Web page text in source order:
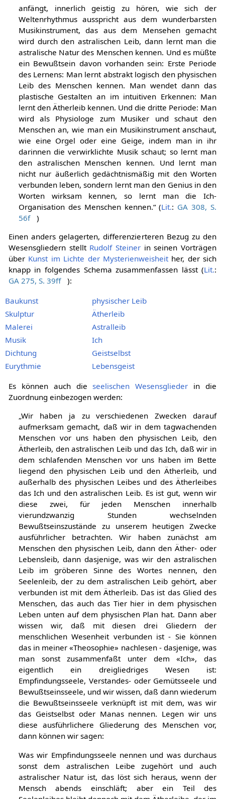
anfängt, innerlich geistig zu hören, wie sich der
Weltenrhythmus ausspricht aus dem wunderbarsten
Musikinstrument, das aus dem Mensehen gemacht
wird durch den astralischen Leib, dann lernt man die
astralische Natur des Menschen kennen. Und es müßte
ein Bewußtsein davon vorhanden sein: Erste Periode
des Lernens: Man lernt abstrakt logisch den physischen
Leib des Menschen kennen. Man wendet dann das
plastische Gestalten an im intuitiven Erkennen: Man
lernt den Ätherleib kennen. Und die dritte Periode: Man
wird als Physiologe zum Musiker und schaut den
Menschen an, wie man ein Musikinstrument anschaut,
wie eine Orgel oder eine Geige, indem man in ihr
darinnen die verwirklichte Musik schaut; so lernt man
den astralischen Menschen kennen. Und lernt man
nicht nur äußerlich gedächtnismäßig mit den Worten
verbunden leben, sondern lernt man den Genius in den
Worten wirksam kennen, so lernt man die Ich-
Organisation des Menschen kennen.“ (Lit.: GA 308, S.
56f
)
Einen anders gelagerten, differenzierteren Bezug zu den
Wesensgliedern stellt Rudolf Steiner in seinen Vorträgen
über Kunst im Lichte der Mysterienweisheither, der sich
knapp in folgendes Schema zusammenfassen lässt (Lit.:
GA 275, S. 39ff
):
Baukunst
physischer Leib
Skulptur
Ätherleib
Malerei
Astralleib
Musik
Ich
Dichtung
Geistselbst
Eurythmie
Lebensgeist
Es können auch dieseelischen Wesensglieder in die
Zuordnung einbezogen werden:
„Wir haben ja zu verschiedenen Zwecken darauf
aufmerksam gemacht, daß wir in dem tagwachenden
Menschen vor uns haben den physischen Leib, den
Ätherleib, den astralischen Leib und das Ich, daß wir in
dem schlafenden Menschen vor uns haben im Bette
liegend den physischen Leib und den Ätherleib, und
außerhalb des physischen Leibes und des Ätherleibes
das Ich und den astralischen Leib. Es ist gut, wenn wir
diese zwei, für jeden Menschen innerhalb
vierundzwanzig Stunden wechselnden
Bewußtseinszustände zu unserem heutigen Zwecke
ausführlicher betrachten. Wir haben zunächst am
Menschen den physischen Leib, dann den Äther- oder
Lebensleib, dann dasjenige, was wir den astralischen
Leib im gröberen Sinne des Wortes nennen, den
Seelenleib, der zu dem astralischen Leib gehört, aber
verbunden ist mit dem Ätherleib. Das ist das Glied des
Menschen, das auch das Tier hier in dem physischen
Leben unten auf dem physischen Plan hat. Dann aber
wissen wir, daß mit diesen drei Gliedern der
menschlichen Wesenheit verbunden ist - Sie können
das in meiner «Theosophie» nachlesen - dasjenige, was
man sonst zusammenfaßt unter dem «Ich», das
eigentlich ein dreigliedriges Wesen ist:
Empfindungsseele, Verstandes- oder Gemütsseele und
Bewußtseinsseele, und wir wissen, daß dann wiederum
die Bewußtseinsseele verknüpft ist mit dem, was wir
das Geistselbst oder Manas nennen. Legen wir uns
diese ausführlichere Gliederung des Menschen vor,
dann können wir sagen:
Was wir Empfindungsseele nennen und was durchaus
sonst dem astralischen Leibe zugehört und auch
astralischer Natur ist, das löst sich heraus, wenn der
Mensch abends einschläft; aber ein Teil des